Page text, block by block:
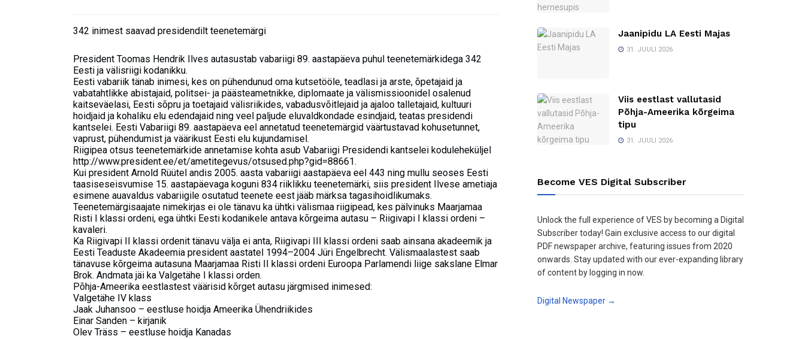
342 inimest saavad presidendilt teenetemärgi
President Toomas Hendrik Ilves autasustab vabariigi 89. aastapäeva puhul teenetemärkidega 342
Eesti ja välisriigi kodanikku.
Eesti vabariik tänab inimesi, kes on pühendunud oma kutsetööle, teadlasi ja arste, õpetajaid ja
vabatahtlikke abistajaid, politsei- ja päästeametnikke, diplomaate ja välismissioonidel osalenud
kaitseväelasi, Eesti sõpru ja toetajaid välisriikides, vabadusvõitlejaid ja ajaloo talletajaid, kultuuri
hoidjaid ja kohaliku elu edendajaid ning veel paljude eluvaldkondade esindjaid, teatas presidendi
kantselei. Eesti Vabariigi 89. aastapäeva eel annetatud teenetemärgid väärtustavad kohusetunnet,
vaprust, pühendumist ja väärikust Eesti elu kujundamisel.
Riigipea otsus teenetemärkide annetamise kohta asub Vabariigi Presidendi kantselei koduleheküljel
http://www.president.ee/et/ametitegevus/otsused.php?gid=88661.
Kui president Arnold Rüütel andis 2005. aasta vabariigi aastapäeva eel 443 ning mullu seoses Eesti
taasiseseisvumise 15. aastapäevaga koguni 834 riiklikku teenetemärki, siis president Ilvese ametiaja
esimene auavaldus vabariigile osutatud teenete eest jääb märksa tagasihoidlikumaks.
Teenetemärgisaajate nimekirjas ei ole tänavu ka ühtki välismaa riigipead, kes pälvinuks Maarjamaa
Risti I klassi ordeni, ega ühtki Eesti kodanikele antava kõrgeima autasu – Riigivapi I klassi ordeni –
kavaleri.
Ka Riigivapi II klassi ordenit tänavu välja ei anta, Riigivapi III klassi ordeni saab ainsana akadeemik ja
Eesti Teaduste Akadeemia president aastatel 1994–2004 Jüri Engelbrecht. Välismaalastest saab
tänavuse kõrgeima autasuna Maarjamaa Risti II klassi ordeni Euroopa Parlamendi liige sakslane Elmar
Brok. Andmata jäi ka Valgetähe I klassi orden.
Põhja-Ameerika eestlastest väärisid kõrget autasu järgmised inimesed:
Valgetähe IV klass
Jaak Juhansoo – eestluse hoidja Ameerika Ühendriikides
Einar Sanden – kirjanik
Olev Träss – eestluse hoidja Kanadas
Jaanipidu LA Eesti Majas
31. JUULI 2026
Viis eestlast vallutasid
Põhja-Ameerika kõrgeima
tipu
31. JUULI 2026
Become VES Digital Subscriber
Unlock the full experience of VES by becoming a Digital
Subscriber today! Gain exclusive access to our digital
PDF newspaper archive, featuring issues from 2020
onwards. Stay updated with our ever-expanding library
of content by logging in now.
Digital Newspaper →